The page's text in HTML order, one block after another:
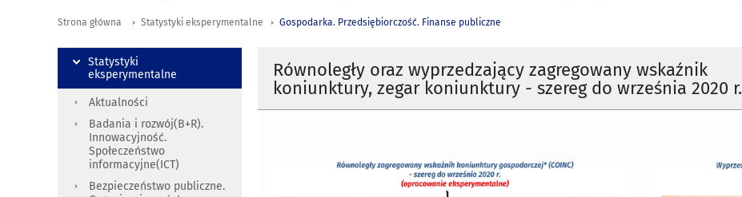
Strona główna Statystyki eksperymentalne Gospodarka. Przedsiębiorczość. Finanse publiczne
Równoległy oraz wyprzedzający zagregowany wskaźnik
koniunktury, zegar koniunktury - szereg do września 2020 r.
Statystyki
eksperymentalne
Aktualności
Badania i rozwój(B+R).
Innowacyjność.
Społeczeństwo
informacyjne(ICT)
Bezpieczeństwo publiczne.